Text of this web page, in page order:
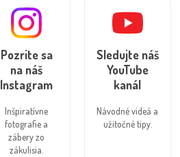
Pozrite sa
na náš
Instagram
Inšpiratívne
fotografie a
zábery zo
zákulisia.
Sledujte náš
YouTube
kanál
Návodné videá a
užitočné tipy.